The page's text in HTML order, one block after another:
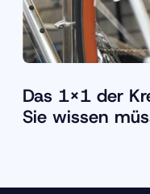
Das 1×1 der
Sie wissen